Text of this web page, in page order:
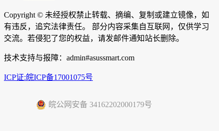
Copyright © 未经授权禁止转载、摘编、复制或建立镜像，如
有违反，追究法律责任。 部分内容采集自互联网，仅供学习
交流。若侵犯了您的权益，请发邮件通知站长删除。
技术支持与报障：admin#asussmart.com
ICP证:皖ICP备17001075号
皖公网安备 34162202000179号